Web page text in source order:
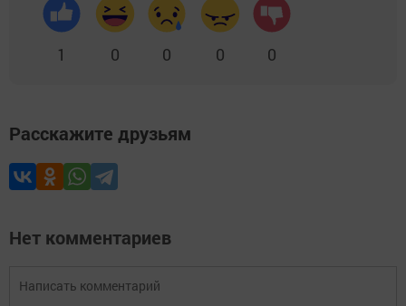
1 0 0 0 0
Расскажите друзьям
Нет комментариев